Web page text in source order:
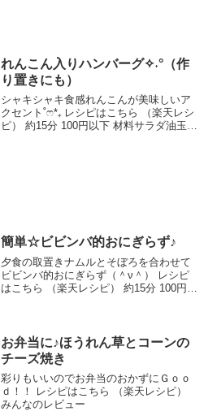
れんこん入りハンバーグ✧˖°（作
り置きにも）
シャキシャキ食感れんこんが美味しいア
クセント‎˚ෆ*₊ レシピはこちら （楽天レシ
ピ） 約15分 100円以下 材料サラダ油玉ね
簡単☆ビビンバ的おにぎらず♪
夕食の取置きナムルとそぼろを合わせて
ビビンバ的おにぎらず（＾ν＾） レシピ
はこちら （楽天レシピ） 約15分 100円以
レビュー
お弁当に♪ほうれん草とコーンの
チーズ焼き
彩りもいいのでお弁当のおかずにＧｏｏ
ｄ！！ レシピはこちら （楽天レシピ）
みんなのレビュー